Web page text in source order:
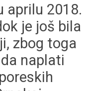
aprilu 2018.
je još bila
zbog toga
naplati